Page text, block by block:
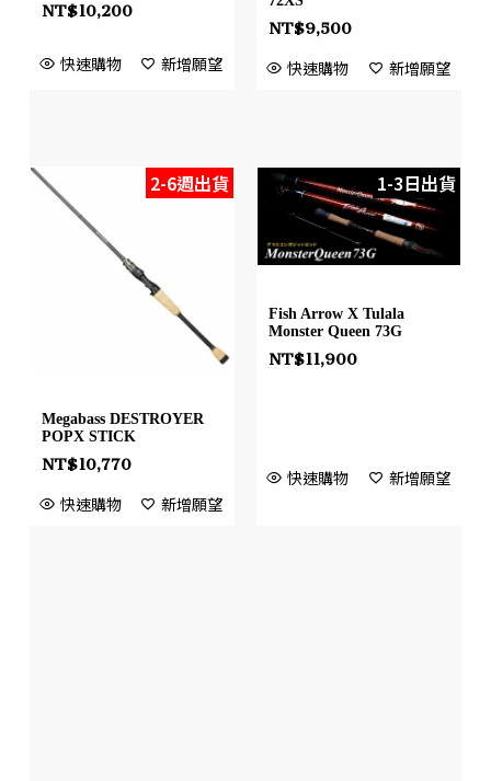
NT$10,200
快速購物 新增願望
NT$9,500
快速購物 新增願望
2-6週出貨
Megabass DESTROYER
POPX STICK
NT$10,770
快速購物 新增願望
1-3日出貨
Fish Arrow X Tulala
Monster Queen 73G
NT$11,900
快速購物 新增願望